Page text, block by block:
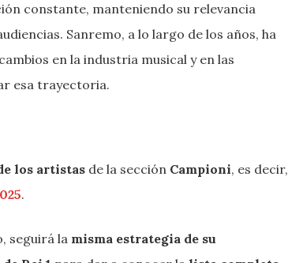
constante, manteniendo su relevancia
Sanremo, a lo largo de los años, ha
en la industria musical y en las
esa trayectoria.
los artistas de la sección Campioni, es decir,
.
seguirá la misma estrategia de su